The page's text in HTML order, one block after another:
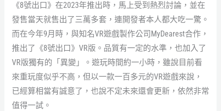
《8號出口》在2023年推出時，馬上受到熱烈討論，並在
發售當天就售出了三萬多套，連開發者本人都大吃一驚。
而在今年9月時，與知名VR遊戲製作公司MyDearest合作，
推出了《8號出口》VR版。品質有一定的水準，也加入了
VR版獨有的「異變」。遊玩時間約一小時，雖說目前看
來重玩度似乎不高，但以一款一百多元的VR遊戲來說，
已經算相當有誠意了，也說不定未來還會更新，依然非常
值得一試。